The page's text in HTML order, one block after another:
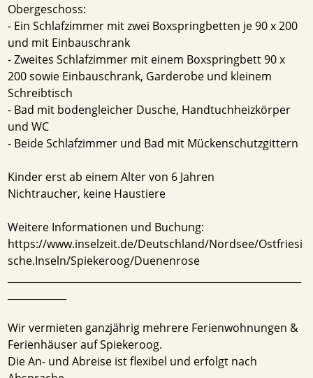
Obergeschoss:
- Ein Schlafzimmer mit zwei Boxspringbetten je 90 x 200
und mit Einbauschrank
- Zweites Schlafzimmer mit einem Boxspringbett 90 x
200 sowie Einbauschrank, Garderobe und kleinem
Schreibtisch
- Bad mit bodengleicher Dusche, Handtuchheizkörper
und WC
- Beide Schlafzimmer und Bad mit Mückenschutzgittern
Kinder erst ab einem Alter von 6 Jahren
Nichtraucher, keine Haustiere
Weitere Informationen und Buchung:
https://www.inselzeit.de/Deutschland/Nordsee/Ostfriesi
sche.Inseln/Spiekeroog/Duenenrose
Wir vermieten ganzjährig mehrere Ferienwohnungen &
Ferienhäuser auf Spiekeroog.
Die An- und Abreise ist flexibel und erfolgt nach